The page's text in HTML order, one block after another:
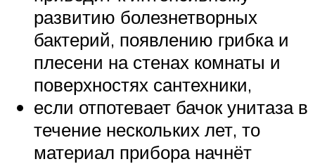
развитию болезнетворных
бактерий, появлению грибка и
плесени на стенах комнаты и
поверхностях сантехники,
если отпотевает бачок унитаза в
течение нескольких лет, то
материал прибора начнёт